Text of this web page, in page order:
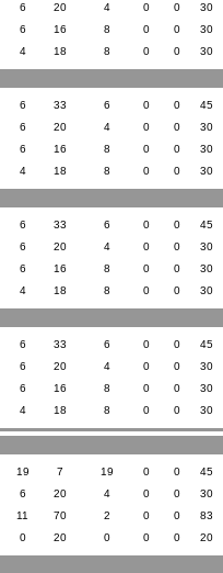
6 20 4 0 0 30
6 16 8 0 0 30
4 18 8 0 0 30
6 33 6 0 0 45
6 20 4 0 0 30
6 16 8 0 0 30
4 18 8 0 0 30
6 33 6 0 0 45
6 20 4 0 0 30
6 16 8 0 0 30
4 18 8 0 0 30
6 33 6 0 0 45
6 20 4 0 0 30
6 16 8 0 0 30
4 18 8 0 0 30
19 7 19 0 0 45
6 20 4 0 0 30
11 70 2 0 0 83
0 20 0 0 0 20